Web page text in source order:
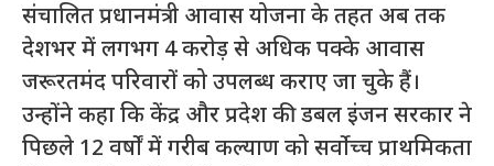
संचालित प्रधानमंत्री आवास योजना के तहत अब तक
देशभर में लगभग 4 करोड़ से अधिक पक्के आवास
जरूरतमंद परिवारों को उपलब्ध कराए जा चुके हैं।
उन्होंने कहा कि केंद्र और प्रदेश की डबल इंजन सरकार ने
पिछले 12 वर्षों में गरीब कल्याण को सर्वोच्च प्राथमिकता